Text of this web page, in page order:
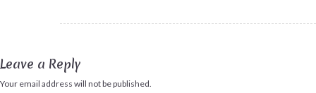
Leave a Reply
Your email address will not be published.